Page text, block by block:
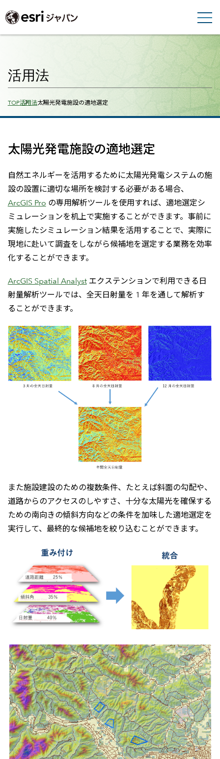
活用法
Breadcrumbs
TOP活用法太陽光発電施設の適地選定
太陽光発電施設の適地選定
自然エネルギーを活用するために太陽光発電システムの施
設の設置に適切な場所を検討する必要がある場合、
ArcGIS Pro の専用解析ツールを使用すれば、適地選定シ
ミュレーションを机上で実施することができます。事前に
実施したシミュレーション結果を活用することで、実際に
現地に赴いて調査をしながら候補地を選定する業務を効率
化することができます。
ArcGIS Spatial Analystエクステンションで利用できる日
射量解析ツールでは、全天日射量を 1 年を通して解析す
ることができます。
また施設建設のための複数条件、たとえば斜面の勾配や、
道路からのアクセスのしやすさ、十分な太陽光を確保する
ための南向きの傾斜方向などの条件を加味した適地選定を
実行して、最終的な候補地を絞り込むことができます。